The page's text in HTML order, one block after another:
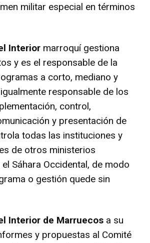
militar especial en términos
Interior marroquí gestiona
y es el responsable de la
a corto, mediano y
responsable de los
control,
y presentación de
todas las instituciones y
de otros ministerios
Sáhara Occidental, de modo
o gestión quede sin
Interior de Marruecos a su
y propuestas al Comité